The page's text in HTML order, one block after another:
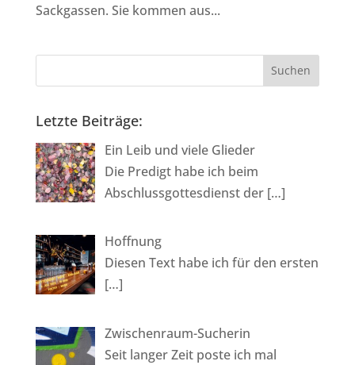
Sackgassen. Sie kommen aus...
Letzte Beiträge:
Ein Leib und viele Glieder
Die Predigt habe ich beim
Abschlussgottesdienst der […]
Hoffnung
Diesen Text habe ich für den ersten
[…]
Zwischenraum-Sucherin
Seit langer Zeit poste ich mal